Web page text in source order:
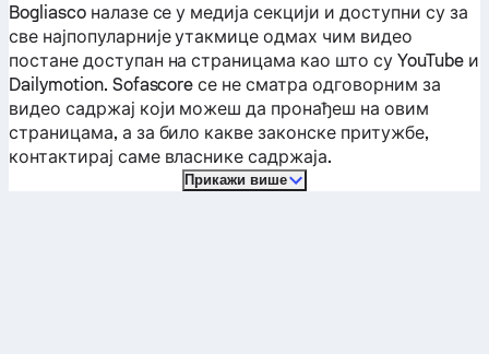
Bogliascoналазе се у медија секцији и доступни су за
све најпопуларније утакмице одмах чим видео
постане доступан на страницама као што су YouTube и
Dailymotion. Sofascore се не сматра одговорним за
видео садржај који можеш да пронађеш на овим
страницама, а за било какве законске притужбе,
контактирај саме власнике садржаја.
Прикажи више